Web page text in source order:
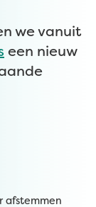
we vanuit
een nieuw
afstemmen